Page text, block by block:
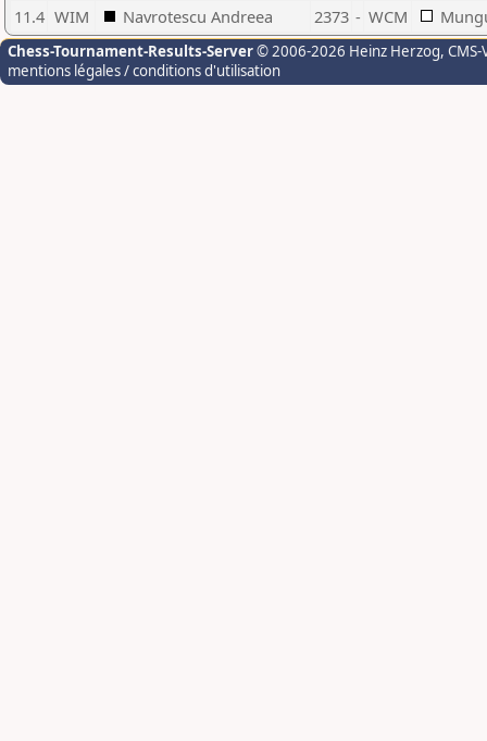
11.4 WIM Navrotescu Andreea 2373 - WCM
Chess-Tournament-Results-Server© 2006-2026 Heinz Herzog,
mentions légales / conditions d'utilisation